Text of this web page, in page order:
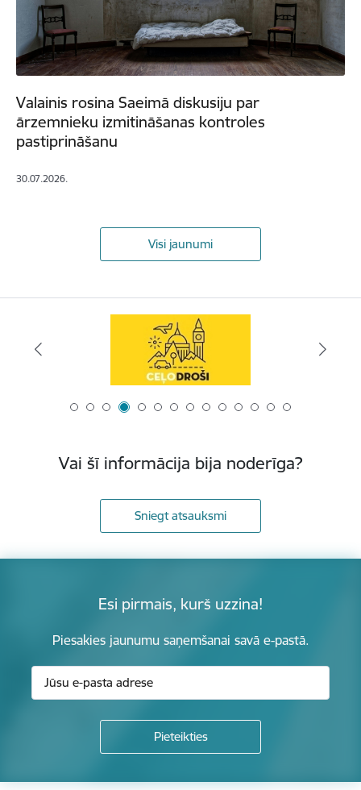
Valainis rosina Saeimā diskusiju par
ārzemnieku izmitināšanas kontroles
pastiprināšanu
30.07.2026.
Visi jaunumi
Vai šī informācija bija noderīga?
Sniegt atsauksmi
Esi pirmais, kurš uzzina!
Piesakies jaunumu saņemšanai savā e-pastā.